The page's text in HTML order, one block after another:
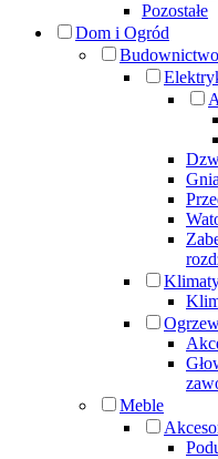
Pozostałe
Dom i Ogród
Meble